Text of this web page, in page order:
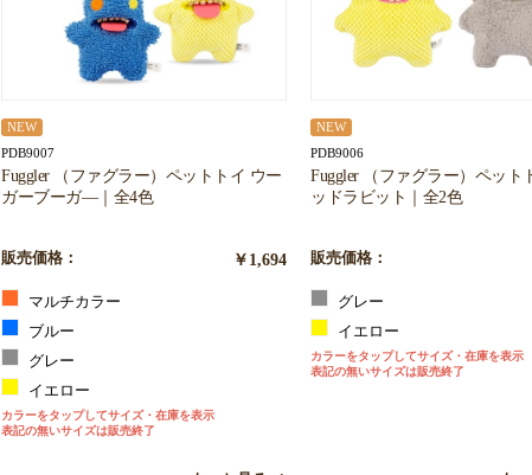
NEW
PDB9007
Fuggler （ファグラー）ペットトイ ウー
ガーブーガ―｜全4色
販売価格： ￥1,694
マルチカラー
ブルー
グレー
イエロー
カラーをタップしてサイズ・在庫を表示
表記の無いサイズは販売終了
NEW
PDB9006
Fuggler （ファグラー）ペット
ッドラビット｜全2色
販売価格：
グレー
イエロー
カラーをタップしてサイズ・在庫を表示
表記の無いサイズは販売終了